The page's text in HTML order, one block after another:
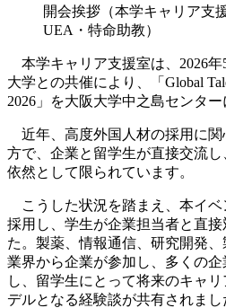
開会挨拶（本学キャリア支
UEA・特命助教）
本学キャリア支援室は、2026年
大学との共催により、「Global
2026」を大阪大学中之島センター
近年、高度外国人材の採用に関
方で、企業と留学生が直接交流
依然として限られています。
こうした状況を踏まえ、本イベ
採用し、学生が企業担当者と直
た。製薬、情報通信、研究開発
業界から企業が参加し、多くの
し、留学生にとって将来のキャ
デルとなる経験談が共有されま